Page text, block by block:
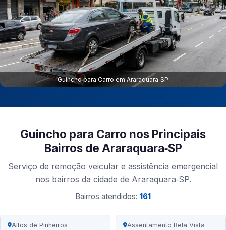
Guincho para Carro em Araraquara‑SP
Guincho para Carro nos Principais
Bairros de Araraquara‑SP
Serviço de remoção veicular e assistência emergencial
nos bairros da cidade de Araraquara‑SP.
Bairros atendidos: 161
Altos de Pinheiros Assentamento Bela Vista